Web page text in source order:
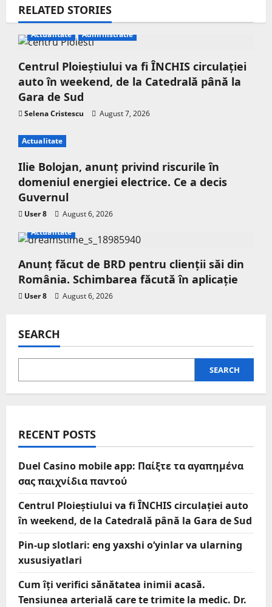
RELATED STORIES
Actualitate Administratie
Centrul Ploieștiului va fi ÎNCHIS circulației
auto în weekend, de la Catedrală până la
Gara de Sud
Selena Cristescu August 7, 2026
Actualitate
Ilie Bolojan, anunț privind riscurile în
domeniul energiei electrice. Ce a decis
Guvernul
User 8
August 6, 2026
Actualitate
Anunț făcut de BRD pentru clienții săi din
România. Schimbarea făcută în aplicație
User 8 August 6, 2026
SEARCH
SEARCH
RECENT POSTS
Duel Casino mobile app: Παίξτε τα αγαπημένα
σας παιχνίδια παντού
Centrul Ploieștiului va fi ÎNCHIS circulației auto
în weekend, de la Catedrală până la Gara de Sud
Pin-up slotlari: eng yaxshi o‘yinlar va ularning
xususiyatlari
Cum îți verifici sănătatea inimii acasă.
Tensiunea arterială care te trimite la medic. Dr.